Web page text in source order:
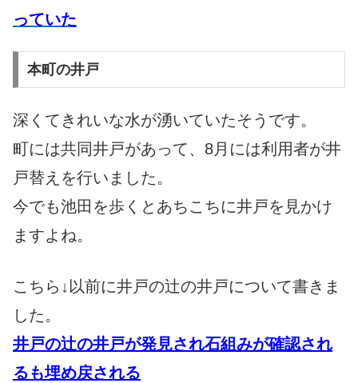
っていた
本町の井戸
深くてきれいな水が湧いていたそうです。
町には共同井戸があって、8月には利用者が井
戸替えを行いました。
今でも池田を歩くとあちこちに井戸を見かけ
ますよね。
こちら↓以前に井戸の辻の井戸について書きま
した。
井戸の辻の井戸が発見され石組みが確認され
るも埋め戻される